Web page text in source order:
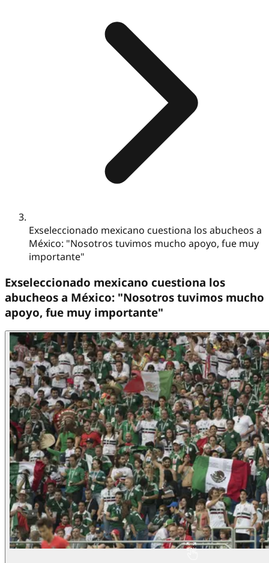
Exseleccionado mexicano cuestiona los abucheos a
México: "Nosotros tuvimos mucho apoyo, fue muy
importante"
Exseleccionado mexicano cuestiona los
abucheos a México: "Nosotros tuvimos mucho
apoyo, fue muy importante"